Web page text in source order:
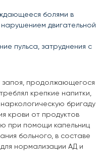
болями в
двигательной
пульса, затруднения с
запоя, продолжающегося
крепкие напитки,
бригаду
крови от продуктов
при помощи капельниц
больного, в составе
нормализации АД и